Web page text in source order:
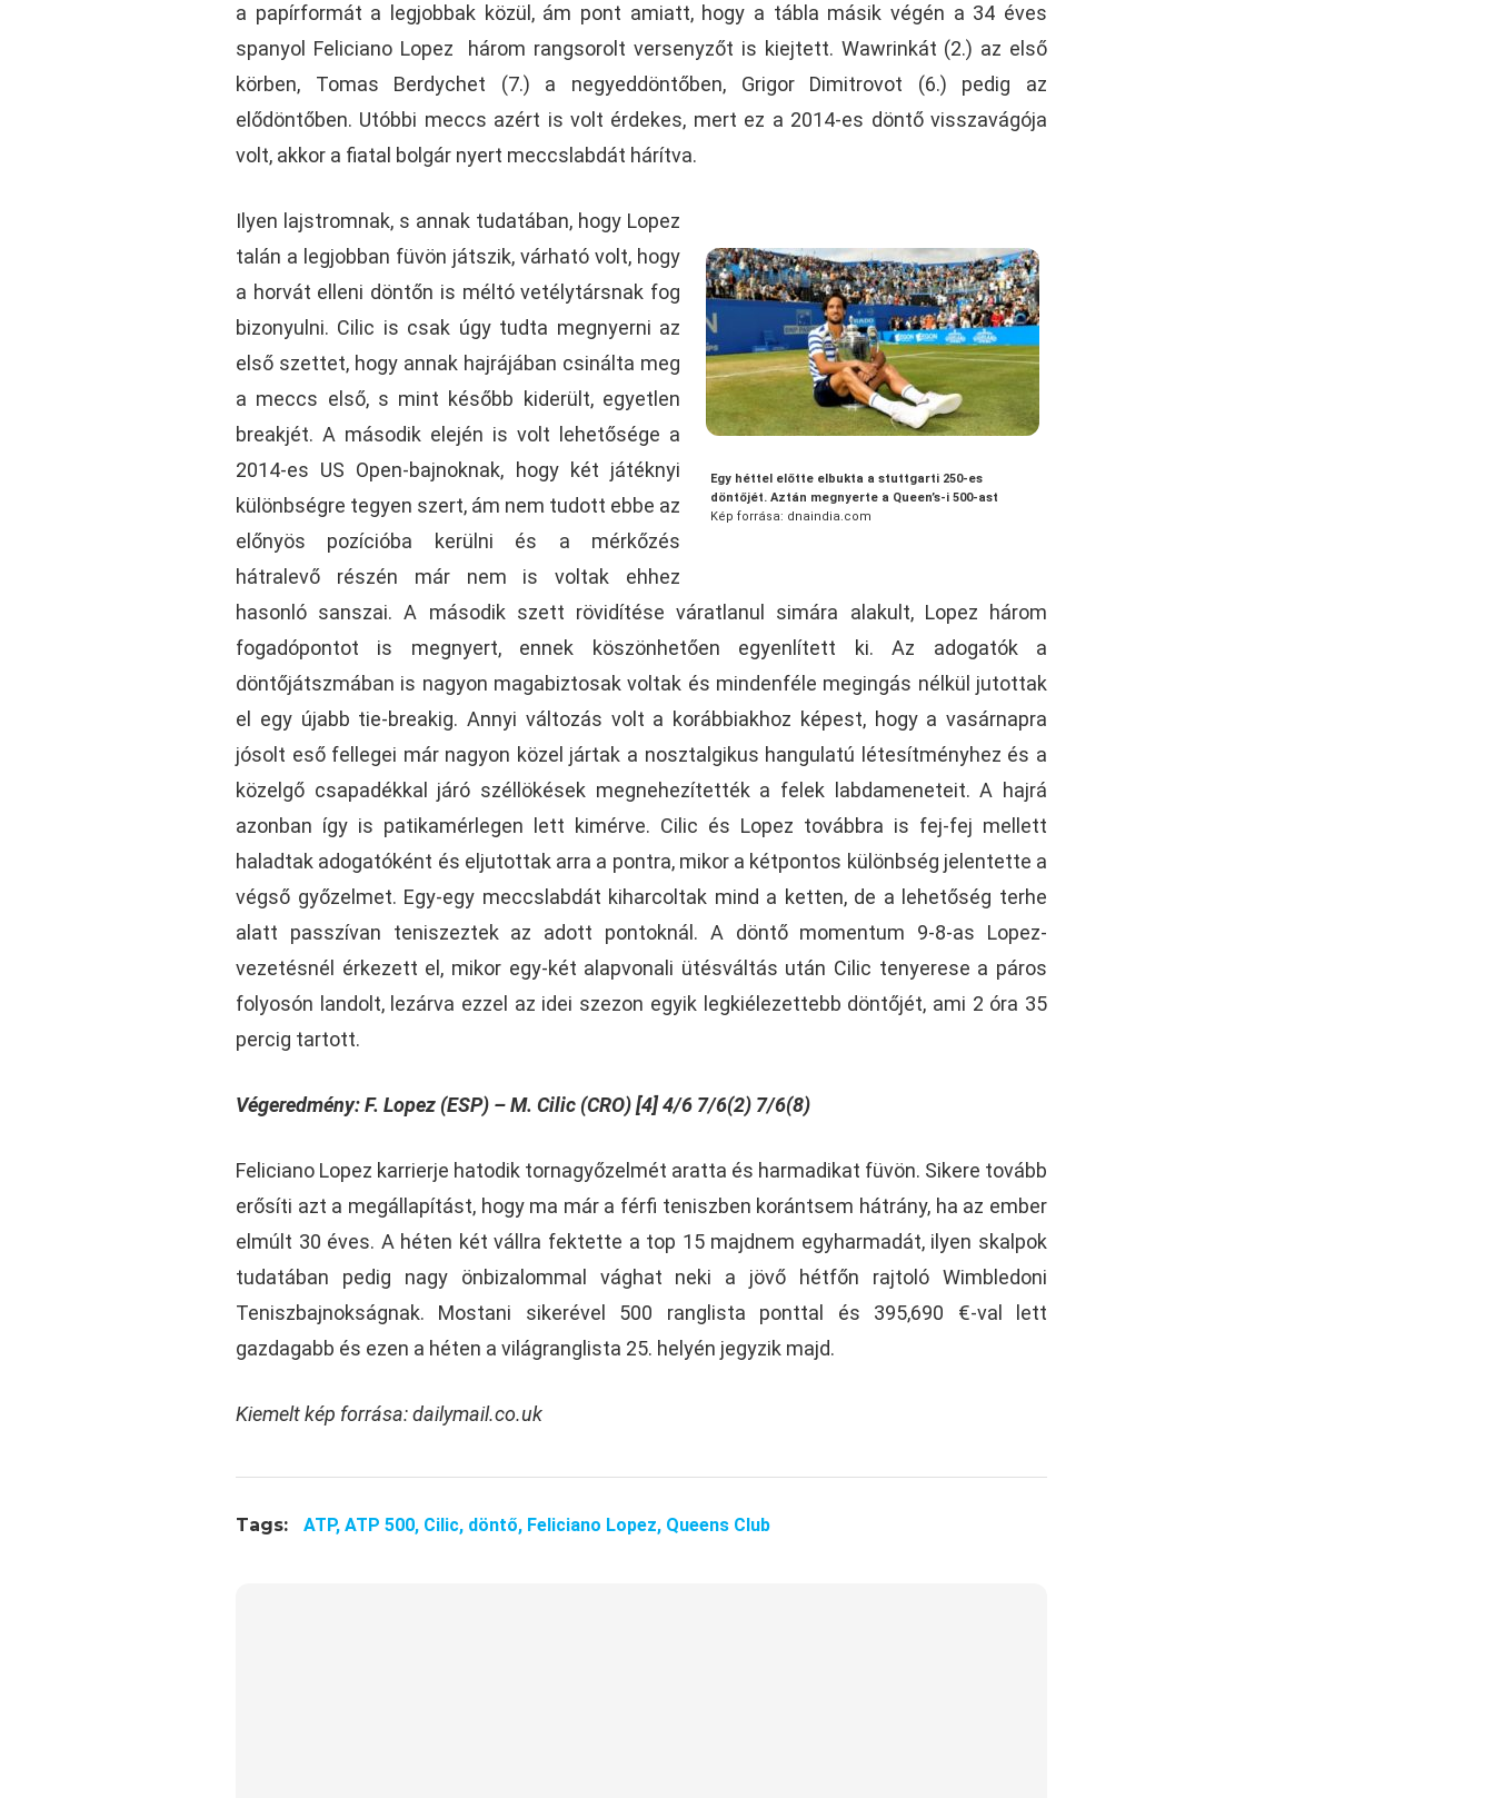
a papírformát a legjobbak közül, ám pont amiatt, hogy a tábla másik végén a 34 éves
spanyol Feliciano Lopez három rangsorolt versenyzőt is kiejtett. Wawrinkát (2.) az első
körben, Tomas Berdychet (7.) a negyeddöntőben, Grigor Dimitrovot (6.) pedig az
elődöntőben. Utóbbi meccs azért is volt érdekes, mert ez a 2014-es döntő visszavágója
volt, akkor a fiatal bolgár nyert meccslabdát hárítva.
Egy héttel előtte elbukta a stuttgarti 250-es
döntőjét. Aztán megnyerte a Queen’s-i 500-ast
Kép forrása: dnaindia.com
Ilyen lajstromnak, s annak tudatában, hogy Lopez
talán a legjobban füvön játszik, várható volt, hogy
a horvát elleni döntőn is méltó vetélytársnak fog
bizonyulni. Cilic is csak úgy tudta megnyerni az
első szettet, hogy annak hajrájában csinálta meg
a meccs első, s mint később kiderült, egyetlen
breakjét. A második elején is volt lehetősége a
2014-es US Open-bajnoknak, hogy két játéknyi
különbségre tegyen szert, ám nem tudott ebbe az
előnyös pozícióba kerülni és a mérkőzés
hátralevő részén már nem is voltak ehhez
hasonló sanszai. A második szett rövidítése váratlanul simára alakult, Lopez három
fogadópontot is megnyert, ennek köszönhetően egyenlített ki. Az adogatók a
döntőjátszmában is nagyon magabiztosak voltak és mindenféle megingás nélkül jutottak
el egy újabb tie-breakig. Annyi változás volt a korábbiakhoz képest, hogy a vasárnapra
jósolt eső fellegei már nagyon közel jártak a nosztalgikus hangulatú létesítményhez és a
közelgő csapadékkal járó széllökések megnehezítették a felek labdameneteit. A hajrá
azonban így is patikamérlegen lett kimérve. Cilic és Lopez továbbra is fej-fej mellett
haladtak adogatóként és eljutottak arra a pontra, mikor a kétpontos különbség jelentette a
végső győzelmet. Egy-egy meccslabdát kiharcoltak mind a ketten, de a lehetőség terhe
alatt passzívan teniszeztek az adott pontoknál. A döntő momentum 9-8-as Lopez-
vezetésnél érkezett el, mikor egy-két alapvonali ütésváltás után Cilic tenyerese a páros
folyosón landolt, lezárva ezzel az idei szezon egyik legkiélezettebb döntőjét, ami 2 óra 35
percig tartott.
Végeredmény: F. Lopez (ESP) – M. Cilic (CRO) [4] 4/6 7/6(2) 7/6(8)
Feliciano Lopez karrierje hatodik tornagyőzelmét aratta és harmadikat füvön. Sikere tovább
erősíti azt a megállapítást, hogy ma már a férfi teniszben korántsem hátrány, ha az ember
elmúlt 30 éves. A héten két vállra fektette a top 15 majdnem egyharmadát, ilyen skalpok
tudatában pedig nagy önbizalommal vághat neki a jövő hétfőn rajtoló Wimbledoni
Teniszbajnokságnak. Mostani sikerével 500 ranglista ponttal és 395,690 €-val lett
gazdagabb és ezen a héten a világranglista 25. helyén jegyzik majd.
Kiemelt kép forrása: dailymail.co.uk
Tags: ATP, ATP 500, Cilic, döntő, Feliciano Lopez, Queens Club